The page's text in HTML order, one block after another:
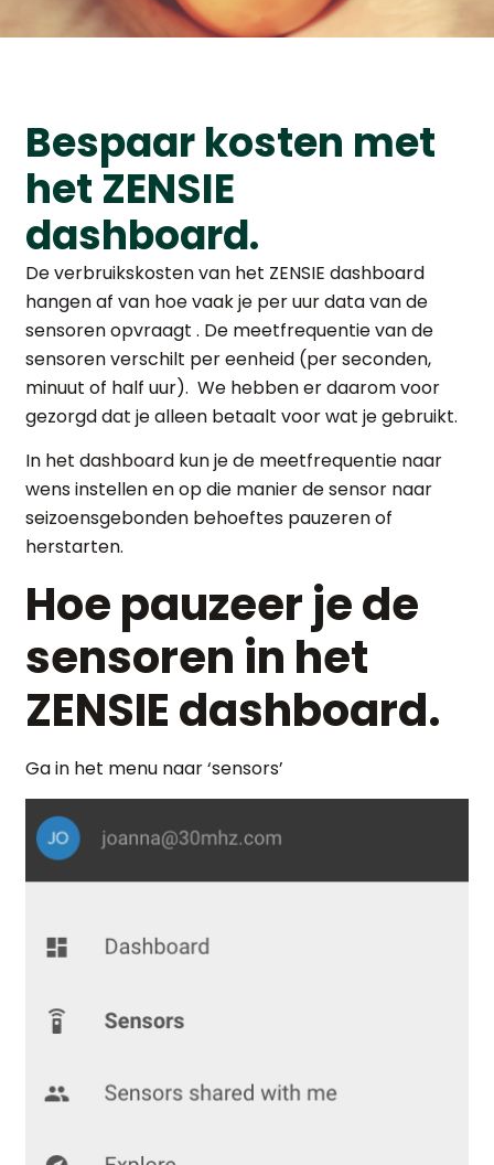
Bespaar kosten met
het ZENSIE
dashboard.
De verbruikskosten van het ZENSIE dashboard
hangen af van hoe vaak je per uur data van de
sensoren opvraagt . De meetfrequentie van de
sensoren verschilt per eenheid (per seconden,
minuut of half uur). We hebben er daarom voor
gezorgd dat je alleen betaalt voor wat je gebruikt.
In het dashboard kun je de meetfrequentie naar
wens instellen en op die manier de sensor naar
seizoensgebonden behoeftes pauzeren of
herstarten.
Hoe pauzeer je de
sensoren in het
ZENSIE dashboard.
Ga in het menu naar ‘sensors’